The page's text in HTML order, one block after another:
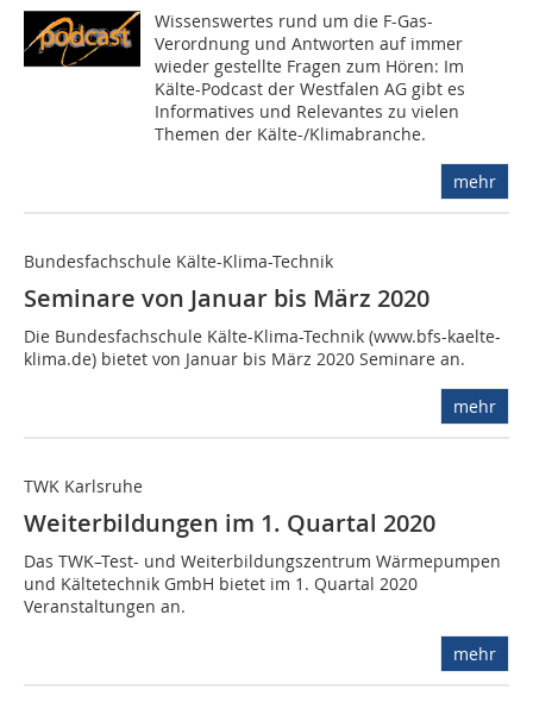
Wissenswertes rund um die F-Gas-
Verordnung und Antworten auf immer
wieder gestellte Fragen zum Hören: Im
Kälte-Podcast der Westfalen AG gibt es
Informatives und Relevantes zu vielen
Themen der Kälte-/Klimabranche.
mehr
Bundesfachschule Kälte-Klima-Technik
Seminare von Januar bis März 2020
Die Bundesfachschule Kälte-Klima-Technik (www.bfs-kaelte-
klima.de) bietet von Januar bis März 2020 Seminare an.
mehr
TWK Karlsruhe
Weiterbildungen im 1. Quartal 2020
Das TWK–Test- und Weiterbildungszentrum Wärmepumpen
und Kältetechnik GmbH bietet im 1. Quartal 2020
Veranstaltungen an.
mehr